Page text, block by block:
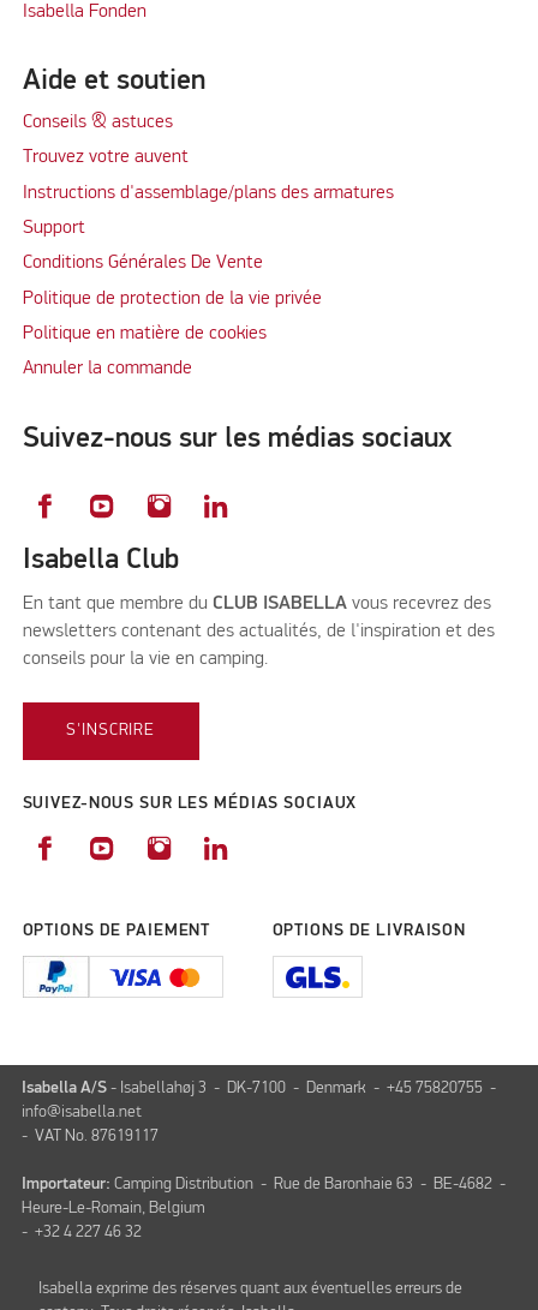
Isabella Fonden
Aide et soutien
Conseils & astuces
Trouvez votre auvent
Instructions d'assemblage/plans des armatures
Support
Conditions Générales De Vente
Politique de protection de la vie privée
Politique en matière de cookies
Annuler la commande
Suivez-nous sur les médias sociaux
Isabella Club
En tant que membre du CLUB ISABELLA vous recevrez des
newsletters contenant des actualités, de l'inspiration et des
conseils pour la vie en camping.
S'INSCRIRE
SUIVEZ-NOUS SUR LES MÉDIAS SOCIAUX
OPTIONS DE PAIEMENT OPTIONS DE LIVRAISON
Isabella A/S - Isabellahøj 3 - DK-7100 - Denmark - +45 75820755 -
info@isabella.net
- VAT No. 87619117
Importateur: Camping Distribution - Rue de Baronhaie 63 - BE-4682 -
Heure-Le-Romain, Belgium
- +32 4 227 46 32
Isabella exprime des réserves quant aux éventuelles erreurs de